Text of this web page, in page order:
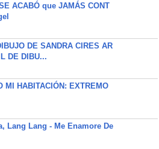
ACABÓ que JAMÁS CONT
DE SANDRA CIRES AR
DE DIBU...
MI HABITACIÓN: EXTREMO
Lang Lang - Me Enamore De